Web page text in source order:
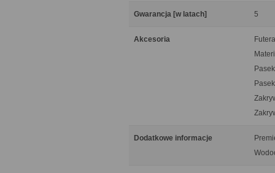
Gwarancja [w latach] 5
Akcesoria
Dodatkowe informacje